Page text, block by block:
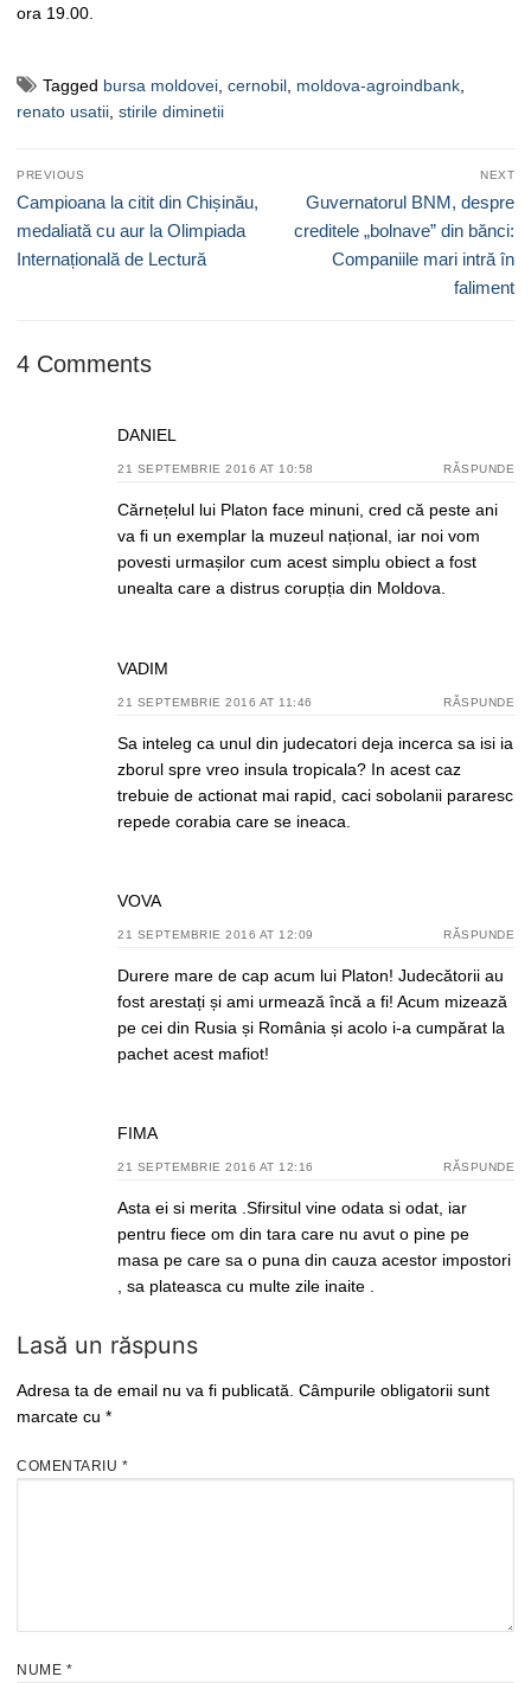
ora 19.00.
Tagged bursa moldovei, cernobil, moldova-agroindbank,
renato usatii, stirile diminetii
Navigare
în
articole
PREVIOUS
Previous
post:
Campioana la citit din Chișinău,
medaliată cu aur la Olimpiada
Internațională de Lectură
NEXT
Next
post:
Guvernatorul BNM, despre
creditele „bolnave” din bănci:
Companiile mari intră în
faliment
4 Comments
DANIEL
21 SEPTEMBRIE 2016 AT 10:58 RĂSPUNDE
Cărnețelul lui Platon face minuni, cred că peste ani
va fi un exemplar la muzeul național, iar noi vom
povesti urmașilor cum acest simplu obiect a fost
unealta care a distrus corupția din Moldova.
VADIM
21 SEPTEMBRIE 2016 AT 11:46 RĂSPUNDE
Sa inteleg ca unul din judecatori deja incerca sa isi ia
zborul spre vreo insula tropicala? In acest caz
trebuie de actionat mai rapid, caci sobolanii pararesc
repede corabia care se ineaca.
VOVA
21 SEPTEMBRIE 2016 AT 12:09 RĂSPUNDE
Durere mare de cap acum lui Platon! Judecătorii au
fost arestați și ami urmează încă a fi! Acum mizează
pe cei din Rusia și România și acolo i-a cumpărat la
pachet acest mafiot!
FIMA
21 SEPTEMBRIE 2016 AT 12:16 RĂSPUNDE
Asta ei si merita .Sfirsitul vine odata si odat, iar
pentru fiece om din tara care nu avut o pine pe
masa pe care sa o puna din cauza acestor impostori
, sa plateasca cu multe zile inaite .
Lasă un răspuns
Adresa ta de email nu va fi publicată. Câmpurile obligatorii sunt
marcate cu *
COMENTARIU *
NUME *